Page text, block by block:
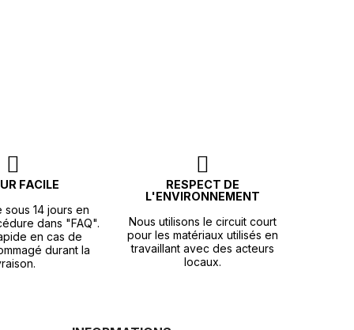
FACILE
sous 14 jours en
dans "FAQ".
en cas de
durant la
RESPECT DE
L'ENVIRONNEMENT
Nous utilisons le circuit court
pour les matériaux utilisés en
travaillant avec des acteurs
locaux.